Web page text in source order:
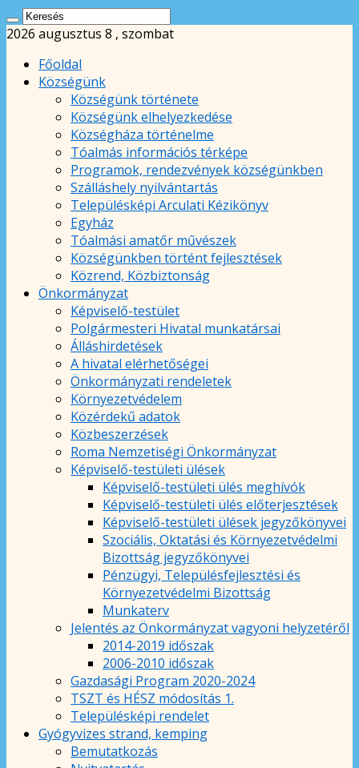
2026 augusztus 8 , szombat
Főoldal
Községünk
Községünk története
Községünk elhelyezkedése
Községháza történelme
Tóalmás információs térképe
Programok, rendezvények községünkben
Szálláshely nyilvántartás
Településképi Arculati Kézikönyv
Egyház
Tóalmási amatőr művészek
Községünkben történt fejlesztések
Közrend, Közbiztonság
Önkormányzat
Képviselő-testület
Polgármesteri Hivatal munkatársai
Álláshirdetések
A hivatal elérhetőségei
Önkormányzati rendeletek
Környezetvédelem
Közérdekű adatok
Közbeszerzések
Roma Nemzetiségi Önkormányzat
Képviselő-testületi ülések
Képviselő-testületi ülés meghívók
Képviselő-testületi ülés előterjesztések
Képviselő-testületi ülések jegyzőkönyvei
Szociális, Oktatási és Környezetvédelmi
Bizottság jegyzőkönyvei
Pénzügyi, Településfejlesztési és
Környezetvédelmi Bizottság
Munkaterv
Jelentés az Önkormányzat vagyoni helyzetéről
2014-2019 időszak
2006-2010 időszak
Gazdasági Program 2020-2024
TSZT és HÉSZ módosítás 1.
Településképi rendelet
Gyógyvizes strand, kemping
Bemutatkozás